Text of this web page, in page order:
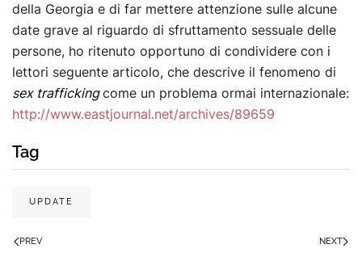
della Georgia e di far mettere attenzione sulle alcune
date grave al riguardo di sfruttamento sessuale delle
persone, ho ritenuto opportuno di condividere con i
lettori seguente articolo, che descrive il fenomeno di
sex traffickingcome un problema ormai internazionale:
http://www.eastjournal.net/archives/89659
Tag
UPDATE
PREV NEXT